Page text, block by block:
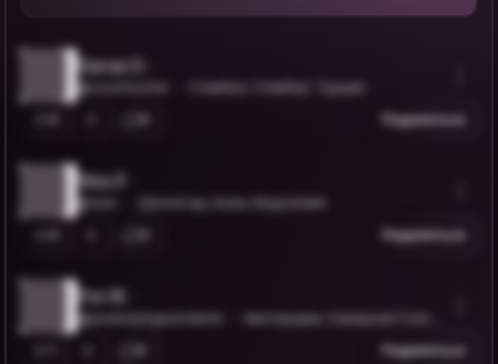
Harun D.
@couchsurfer
Стамбул, Стамбул, Турция
Поделиться
Wen F.
@wen
Денпасар, Бали, Индонезия
Поделиться
Pee M.
@peebeijingwanderer
Амстердам, Северная Голла
ндия, Нидерланды
Поделиться